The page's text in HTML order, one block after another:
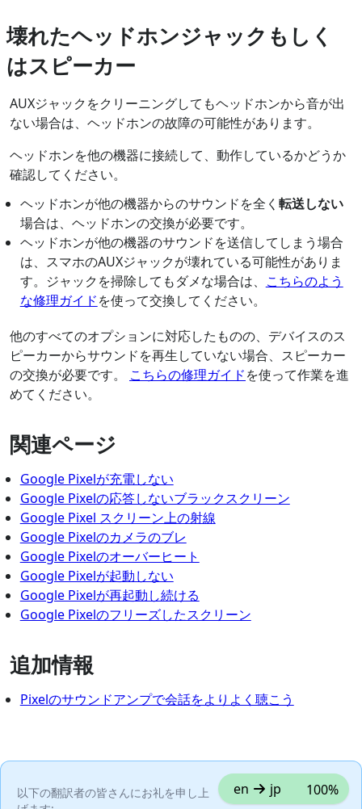
壊れたヘッドホンジャックもしく
はスピーカー
AUXジャックをクリーニングしてもヘッドホンから音が出
ない場合は、ヘッドホンの故障の可能性があります。
ヘッドホンを他の機器に接続して、動作しているかどうか
確認してください。
ヘッドホンが他の機器からのサウンドを全く 転送しない
場合は、ヘッドホンの交換が必要です。
ヘッドホンが他の機器のサウンドを送信してしまう場合
は、スマホのAUXジャックが壊れている可能性がありま
す。ジャックを掃除してもダメな場合は、
こちらのよう
な修理ガイドを使って交換してください。
他のすべてのオプションに対応したものの、デバイスのス
ピーカーからサウンドを再生していない場合、スピーカー
の交換が必要です。 こちらの修理ガイドを使って作業を進
めてください。
関連ページ
Google Pixelが充電しない
Google Pixelの応答しないブラックスクリーン
Google Pixel スクリーン上の射線
Google Pixelのカメラのブレ
Google Pixelのオーバーヒート
Google Pixelが起動しない
Google Pixelが再起動し続ける
Google Pixelのフリーズしたスクリーン
追加情報
Pixelのサウンドアンプで会話をよりよく聴こう
以下の翻訳者の皆さんにお礼を申し上
en jp 100%